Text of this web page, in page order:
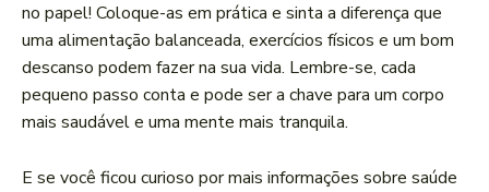
no papel! Coloque-as em prática e sinta a diferença que
uma alimentação balanceada, exercícios físicos e um bom
descanso podem fazer na sua vida. Lembre-se, cada
pequeno passo conta e pode ser a chave para um corpo
mais saudável e uma mente mais tranquila.
E se você ficou curioso por mais informações sobre saúde